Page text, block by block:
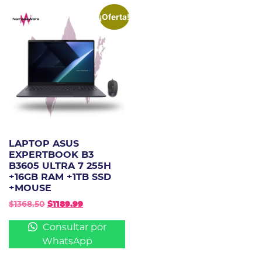
¡Oferta!
LAPTOP ASUS
EXPERTBOOK B3
B3605 ULTRA 7 255H
+16GB RAM +1TB SSD
+MOUSE
$1368.50 $1189.99
Consultar por
WhatsApp